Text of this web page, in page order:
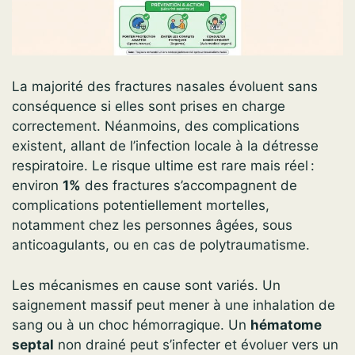
La majorité des fractures nasales évoluent sans
conséquence si elles sont prises en charge
correctement. Néanmoins, des complications
existent, allant de l’infection locale à la détresse
respiratoire. Le risque ultime est rare mais réel :
environ 1% des fractures s’accompagnent de
complications potentiellement mortelles,
notamment chez les personnes âgées, sous
anticoagulants, ou en cas de polytraumatisme.
Les mécanismes en cause sont variés. Un
saignement massif peut mener à une inhalation de
sang ou à un choc hémorragique. Un hématome
septal non drainé peut s’infecter et évoluer vers un